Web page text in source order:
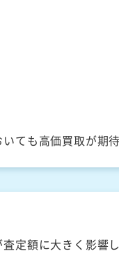
ても高価買取が期
定額に大きく影響し